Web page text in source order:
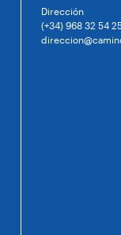
Dirección
(+34) 968 32 54